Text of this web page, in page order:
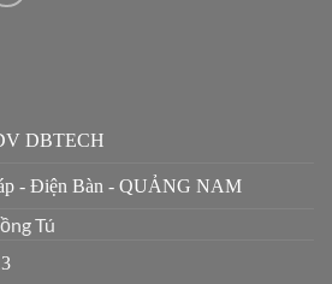
DBTECH
- Điện Bàn - QUẢNG NAM
Tú